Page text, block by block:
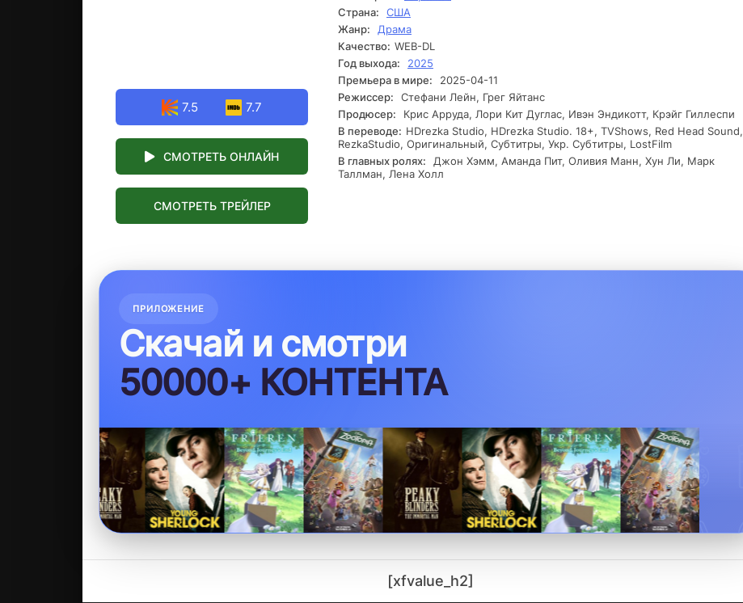
7.5 7.7
СМОТРЕТЬ ОНЛАЙН
СМОТРЕТЬ ТРЕЙЛЕР
открытие, которое может изменить всё.
Страна:
США
Жанр:
Драма
Качество: WEB-DL
Год выхода:
2025
Премьера в мире:
2025-04-11
Режиссер:
Стефани Лейн, Грег Яйтанс
Продюсер:
Крис Арруда, Лори Кит Дуглас, Ивэн Эндикотт, Крэйг Гиллеспи
В переводе: HDrezka Studio, HDrezka Studio. 18+, TVShows, Red Head Sound,
RezkaStudio, Оригинальный, Субтитры, Укр. Субтитры, LostFilm
В главных ролях:
Джон Хэмм, Аманда Пит, Оливия Манн, Хун Ли, Марк
Таллман, Лена Холл
ПРИЛОЖЕНИЕ
Скачай и смотри
БЕЗ VPN
[xfvalue_h2]